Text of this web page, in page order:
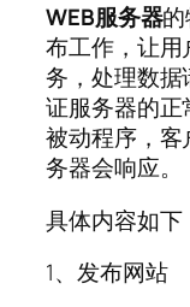
WEB服务器
布工作，让用
务，处理数
证服务器的
被动程序，
务器会响应。
具体内容如下
1、发布网站